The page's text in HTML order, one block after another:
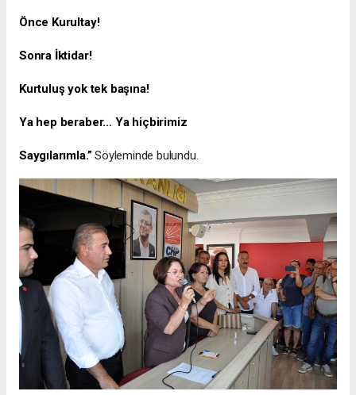
Önce Kurultay!
Sonra İktidar!
Kurtuluş yok tek başına!
Ya hep beraber… Ya hiçbirimiz
​Saygılarımla.”Söyleminde bulundu.